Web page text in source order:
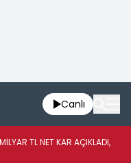
Canlı
TL NET KAR AÇIKLADI,